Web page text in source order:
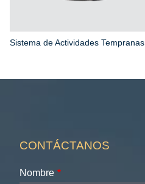
Sistema de Actividades Tempranas
CONTÁCTANOS
Nombre